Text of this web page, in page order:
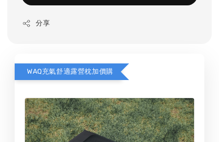
分享
WAQ充氣舒適露營枕加價購